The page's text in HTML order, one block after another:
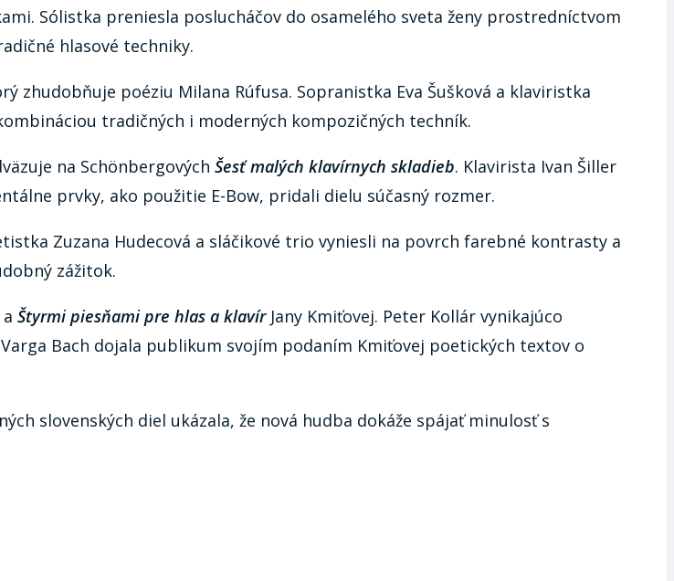
Sólistka preniesla poslucháčov do osamelého sveta ženy prostredníctvom
hlasové techniky.
zhudobňuje poéziu Milana Rúfusa. Sopranistka Eva Šušková a klaviristka
tradičných i moderných kompozičných techník.
na Schönbergových Šesť malých klavírnych skladieb. Klavirista Ivan Šiller
prvky, ako použitie E-Bow, pridali dielu súčasný rozmer.
Zuzana Hudecová a sláčikové trio vyniesli na povrch farebné kontrasty a
zážitok.
Štyrmi piesňami pre hlas a klavírJany Kmiťovej. Peter Kollár vynikajúco
Bach dojala publikum svojím podaním Kmiťovej poetických textov o
slovenských diel ukázala, že nová hudba dokáže spájať minulosť s